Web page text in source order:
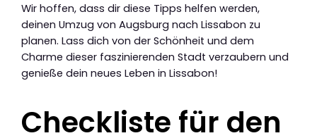
Wir hoffen, dass dir diese Tipps helfen werden,
deinen Umzug von Augsburg nach Lissabon zu
planen. Lass dich von der Schönheit und dem
Charme dieser faszinierenden Stadt verzaubern und
genieße dein neues Leben in Lissabon!
Checkliste für den